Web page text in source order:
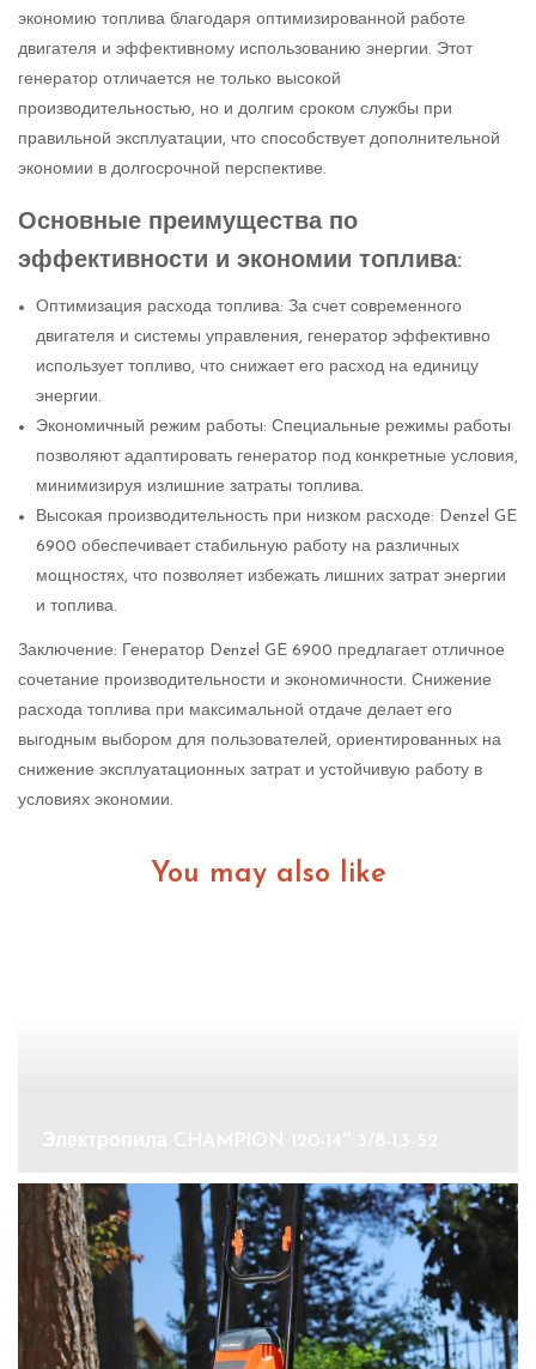
экономию топлива благодаря оптимизированной работе
двигателя и эффективному использованию энергии. Этот
генератор отличается не только высокой
производительностью, но и долгим сроком службы при
правильной эксплуатации, что способствует дополнительной
экономии в долгосрочной перспективе.
Основные преимущества по
эффективности и экономии топлива:
Оптимизация расхода топлива: За счет современного
двигателя и системы управления, генератор эффективно
использует топливо, что снижает его расход на единицу
энергии.
Экономичный режим работы: Специальные режимы работы
позволяют адаптировать генератор под конкретные условия,
минимизируя излишние затраты топлива.
Высокая производительность при низком расходе: Denzel GE
6900 обеспечивает стабильную работу на различных
мощностях, что позволяет избежать лишних затрат энергии
и топлива.
Заключение: Генератор Denzel GE 6900 предлагает отличное
сочетание производительности и экономичности. Снижение
расхода топлива при максимальной отдаче делает его
выгодным выбором для пользователей, ориентированных на
снижение эксплуатационных затрат и устойчивую работу в
условиях экономии.
You may also like